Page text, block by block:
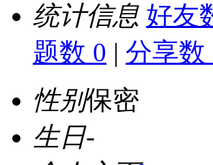
统计信息 好友
题数 0 | 分享数
性别保密
生日-